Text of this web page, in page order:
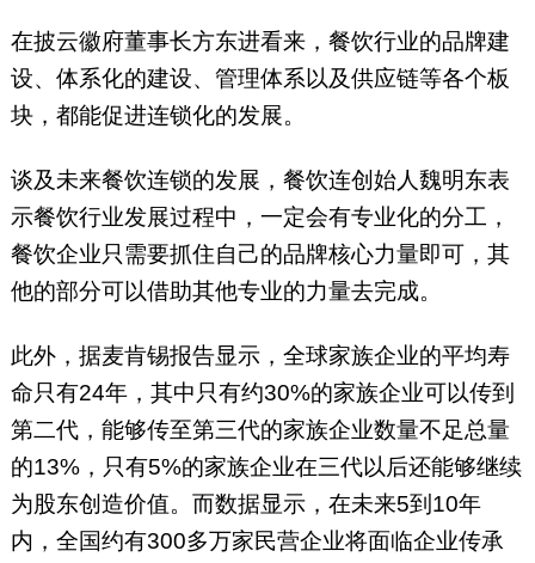
在披云徽府董事长方东进看来，餐饮行业的品牌建
设、体系化的建设、管理体系以及供应链等各个板
块，都能促进连锁化的发展。
谈及未来餐饮连锁的发展，餐饮连创始人魏明东表
示餐饮行业发展过程中，一定会有专业化的分工，
餐饮企业只需要抓住自己的品牌核心力量即可，其
他的部分可以借助其他专业的力量去完成。
此外，据麦肯锡报告显示，全球家族企业的平均寿
命只有24年，其中只有约30%的家族企业可以传到
第二代，能够传至第三代的家族企业数量不足总量
的13%，只有5%的家族企业在三代以后还能够继续
为股东创造价值。而数据显示，在未来5到10年
内，全国约有300多万家民营企业将面临企业传承